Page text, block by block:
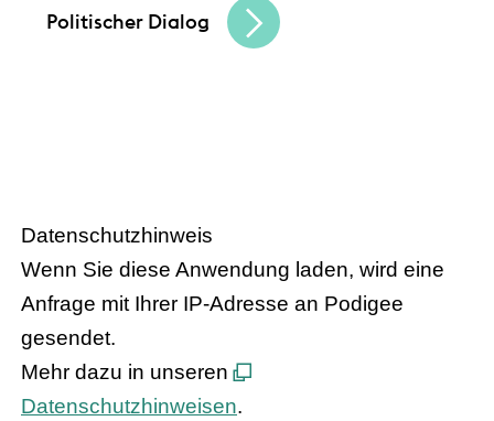
Politischer Dialog
Datenschutzhinweis
Wenn Sie diese Anwendung laden, wird eine
Anfrage mit Ihrer IP-Adresse an Podigee
gesendet.
Mehr dazu in unseren
Datenschutzhinweisen.